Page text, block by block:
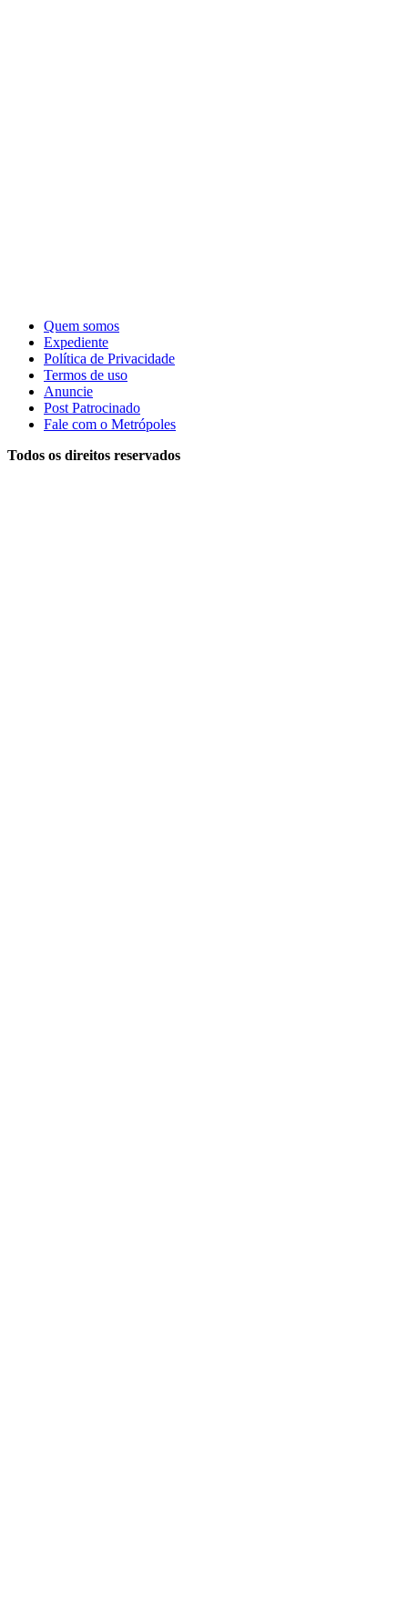
Quem somos
Expediente
Política de Privacidade
Termos de uso
Anuncie
Post Patrocinado
Fale com o Metrópoles
Todos os direitos reservados